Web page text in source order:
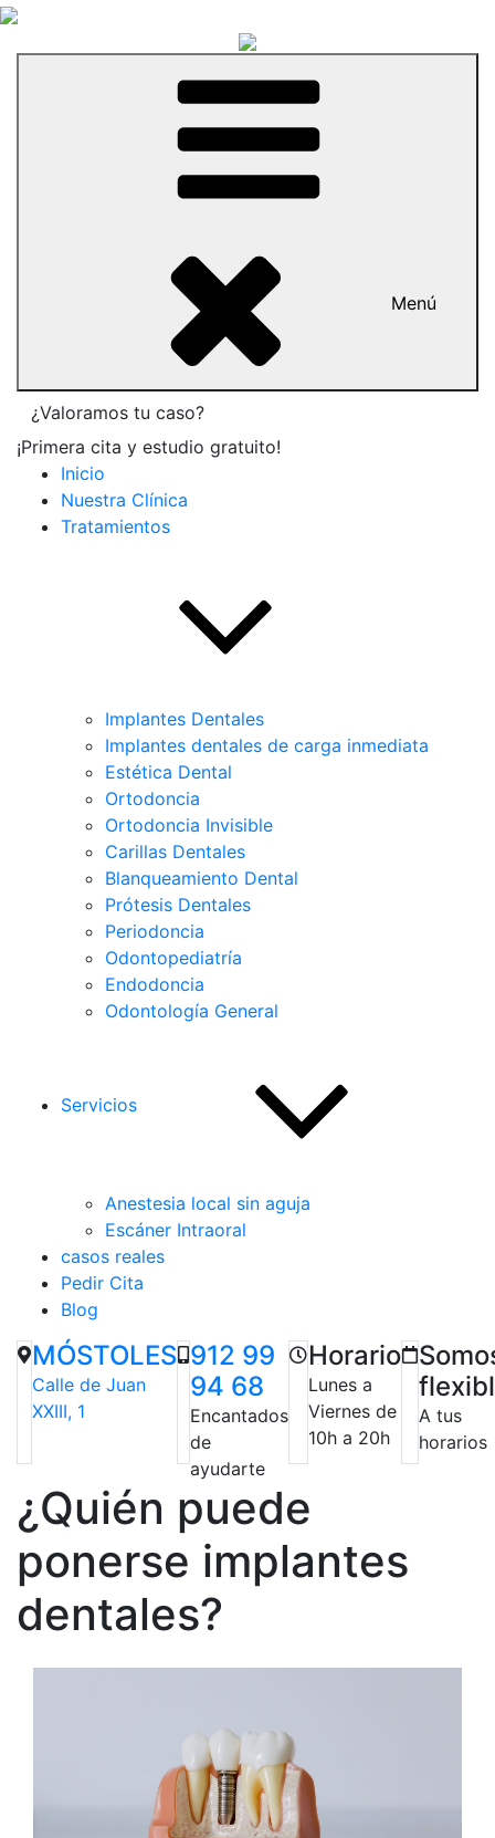
Menú
¿Valoramos tu caso?
¡Primera cita y estudio gratuito!
Inicio
Nuestra Clínica
Tratamientos
Implantes Dentales
Implantes dentales de carga inmediata
Estética Dental
Ortodoncia
Ortodoncia Invisible
Carillas Dentales
Blanqueamiento Dental
Prótesis Dentales
Periodoncia
Odontopediatría
Endodoncia
Odontología General
Servicios
Anestesia local sin aguja
Escáner Intraoral
casos reales
Pedir Cita
Blog
MÓSTOLES
Calle de Juan
XXIII, 1
912 99
94 68
Encantados
de
ayudarte
Horario
Lunes a
Viernes de
10h a 20h
A tus
horarios
¿Quién puede
ponerse implantes
dentales?